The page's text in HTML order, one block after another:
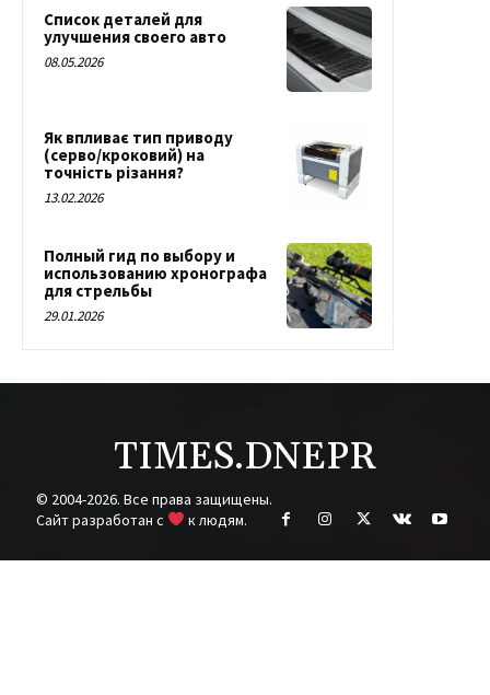
Список деталей для
улучшения своего авто
08.05.2026
Як впливає тип приводу
(серво/кроковий) на
точність різання?
13.02.2026
Полный гид по выбору и
использованию хронографа
для стрельбы
29.01.2026
TIMES.DNEPR
© 2004-2026. Все права защищены.
Cайт разработан с
к людям.